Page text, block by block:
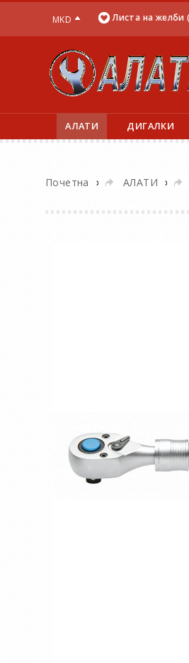
MKD Листа на желби
АЛАТИ ДИГАЛКИ
Почетна » АЛАТИ »